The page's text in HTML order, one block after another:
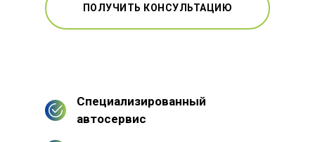
ПОЛУЧИТЬ КОНСУЛЬТАЦИЮ
Специализированный
автосервис